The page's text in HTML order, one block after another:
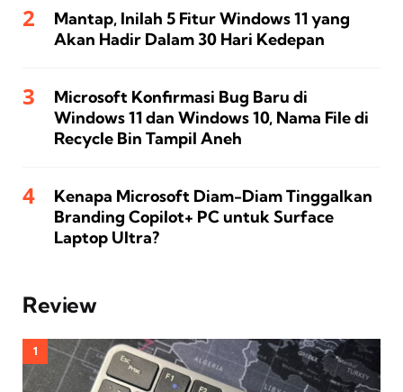
Mantap, Inilah 5 Fitur Windows 11 yang
Akan Hadir Dalam 30 Hari Kedepan
Microsoft Konfirmasi Bug Baru di
Windows 11 dan Windows 10, Nama File di
Recycle Bin Tampil Aneh
Kenapa Microsoft Diam-Diam Tinggalkan
Branding Copilot+ PC untuk Surface
Laptop Ultra?
Review